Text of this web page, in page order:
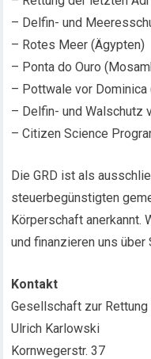
– Delfin- und
– Rotes Meer (Ägypten)
– Ponta do Ouro
– Pottwale vor Dominica
– Delfin- und Walschutz
– Citizen Science
Die GRD ist als
steuerbegünstigten
Körperschaft anerkannt.
und finanzieren uns über
Kontakt
Gesellschaft zur Rettung
Ulrich Karlowski
Kornwegerstr. 37